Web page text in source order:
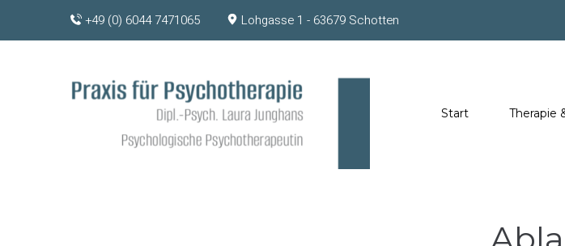
+49 (0) 6044 7471065 Lohgasse 1 - 63679 Schotten
Start Therapie